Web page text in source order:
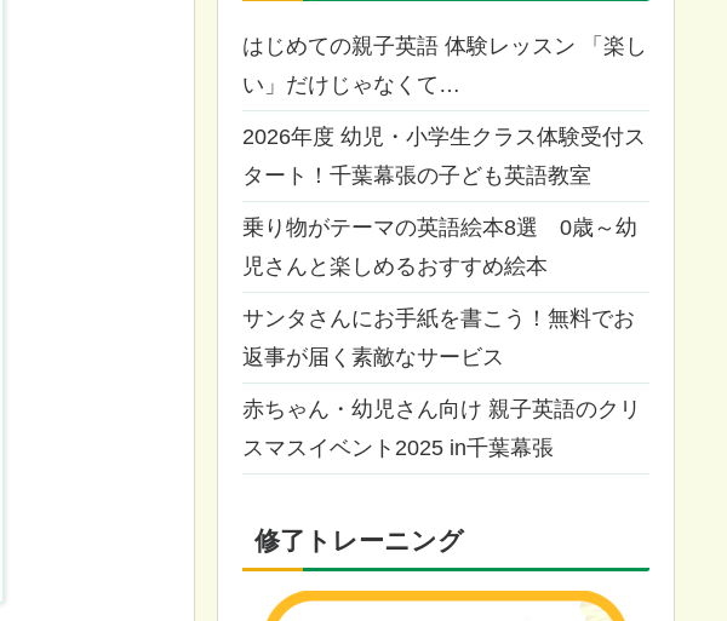
はじめての親子英語 体験レッスン 「楽し
い」だけじゃなくて…
2026年度 幼児・小学生クラス体験受付ス
タート！千葉幕張の子ども英語教室
乗り物がテーマの英語絵本8選 0歳～幼
児さんと楽しめるおすすめ絵本
サンタさんにお手紙を書こう！無料でお
返事が届く素敵なサービス
赤ちゃん・幼児さん向け 親子英語のクリ
スマスイベント2025 in千葉幕張
修了トレーニング